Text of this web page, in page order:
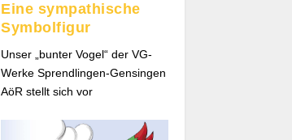
Eine sympathische
Symbolfigur
Unser „bunter Vogel“ der VG-
Werke Sprendlingen-Gensingen
AöR stellt sich vor